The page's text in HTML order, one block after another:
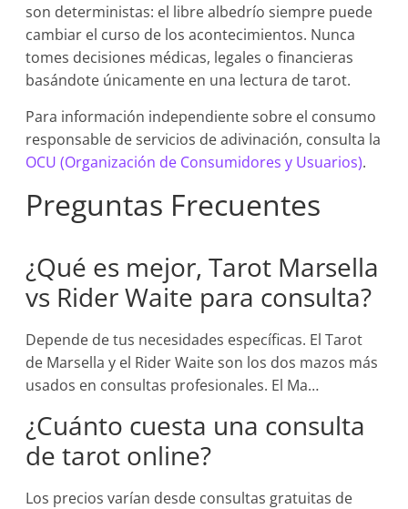
son deterministas: el libre albedrío siempre puede
cambiar el curso de los acontecimientos. Nunca
tomes decisiones médicas, legales o financieras
basándote únicamente en una lectura de tarot.
Para información independiente sobre el consumo
responsable de servicios de adivinación, consulta la
OCU (Organización de Consumidores y Usuarios).
Preguntas Frecuentes
¿Qué es mejor, Tarot Marsella
vs Rider Waite para consulta?
Depende de tus necesidades específicas. El Tarot
de Marsella y el Rider Waite son los dos mazos más
usados en consultas profesionales. El Ma…
¿Cuánto cuesta una consulta
de tarot online?
Los precios varían desde consultas gratuitas de